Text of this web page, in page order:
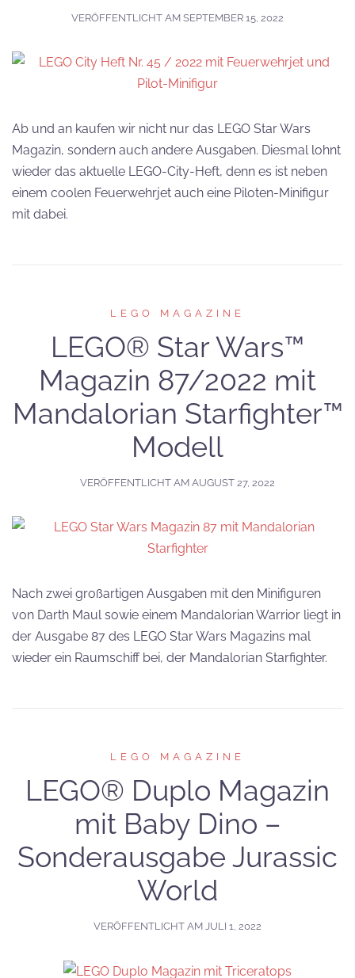
VERÖFFENTLICHT AM SEPTEMBER 15, 2022
Ab und an kaufen wir nicht nur das LEGO Star Wars
Magazin, sondern auch andere Ausgaben. Diesmal lohnt
wieder das aktuelle LEGO-City-Heft, denn es ist neben
einem coolen Feuerwehrjet auch eine Piloten-Minifigur
mit dabei.
LEGO MAGAZINE
LEGO® Star Wars™
Magazin 87/2022 mit
Mandalorian Starfighter™
Modell
VERÖFFENTLICHT AM AUGUST 27, 2022
Nach zwei großartigen Ausgaben mit den Minifiguren
von Darth Maul sowie einem Mandalorian Warrior liegt in
der Ausgabe 87 des LEGO Star Wars Magazins mal
wieder ein Raumschiff bei, der Mandalorian Starfighter.
LEGO MAGAZINE
LEGO® Duplo Magazin
mit Baby Dino –
Sonderausgabe Jurassic
World
VERÖFFENTLICHT AM JULI 1, 2022